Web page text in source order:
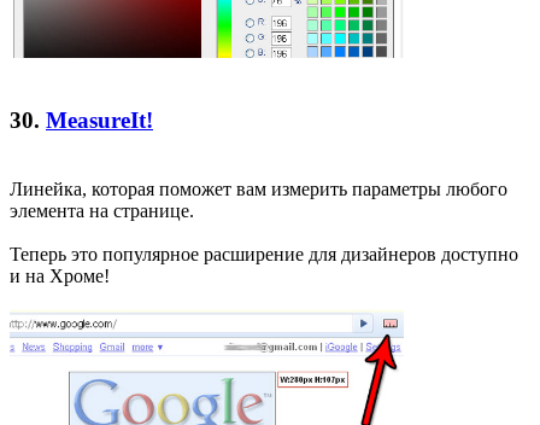
30. MeasureIt!
Линейка, которая поможет вам измерить параметры любого
элемента на странице.
Теперь это популярное расширение для дизайнеров доступно
и на Хроме!